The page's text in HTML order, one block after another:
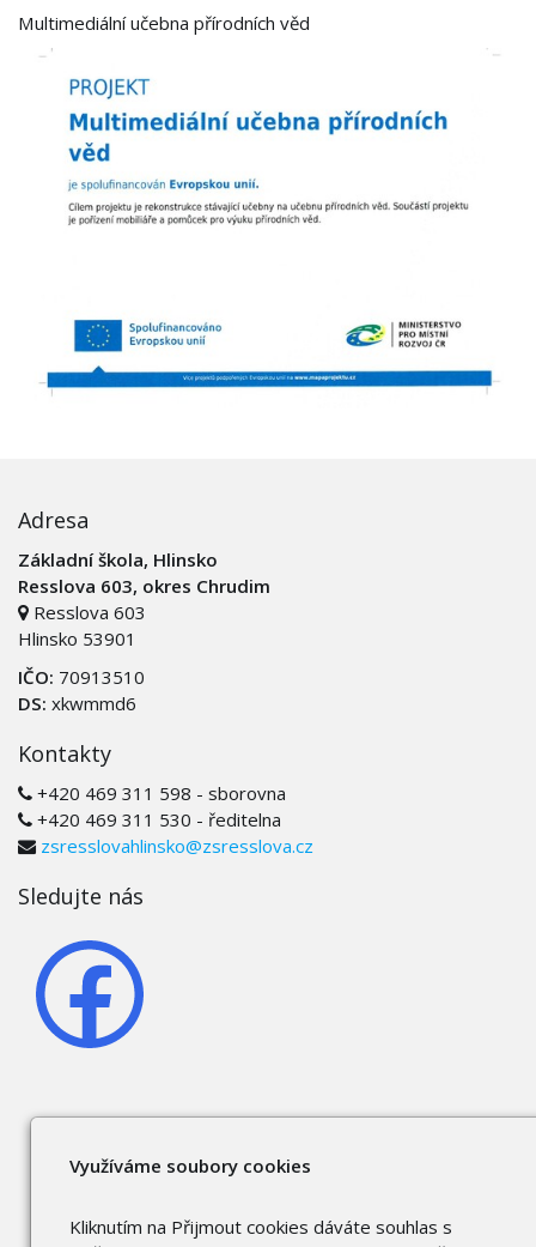
Multimediální učebna přírodních věd
Adresa
Základní škola, Hlinsko
Resslova 603, okres Chrudim
Resslova 603
Hlinsko 53901
IČO: 70913510
DS: xkwmmd6
Kontakty
+420 469 311 598 - sborovna
+420 469 311 530 - ředitelna
zsresslovahlinsko@zsresslova.cz
Sledujte nás
Využíváme soubory cookies
Kliknutím na Přijmout cookies dáváte souhlas s